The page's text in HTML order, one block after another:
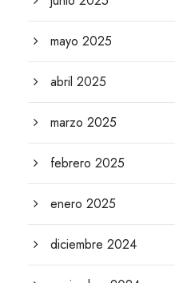
mayo 2025
abril 2025
marzo 2025
febrero 2025
enero 2025
diciembre 2024